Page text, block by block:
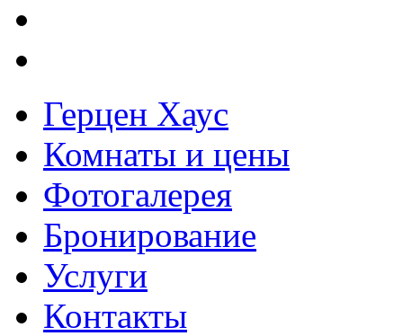
Герцен Хаус
Комнаты и цены
Фотогалерея
Бронирование
Услуги
Контакты